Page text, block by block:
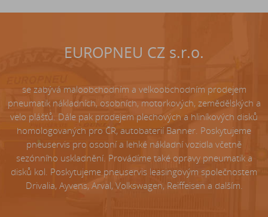
EUROPNEU CZ s.r.o.
se zabývá maloobchodním a velkoobchodním prodejem
pneumatik nákladních, osobních, motorkových, zemědělských a
velo plášťů. Dále pak prodejem plechových a hliníkových disků
homologovaných pro ČR, autobaterií Banner. Poskytujeme
pneuservis pro osobní a lehké nákladní vozidla včetně
sezónního uskladnění. Provádíme také opravy pneumatik a
disků kol. Poskytujeme pneuservis leasingovým společnostem
Drivalia, Ayvens, Arval, Volkswagen, Reiffeisen a dalším.